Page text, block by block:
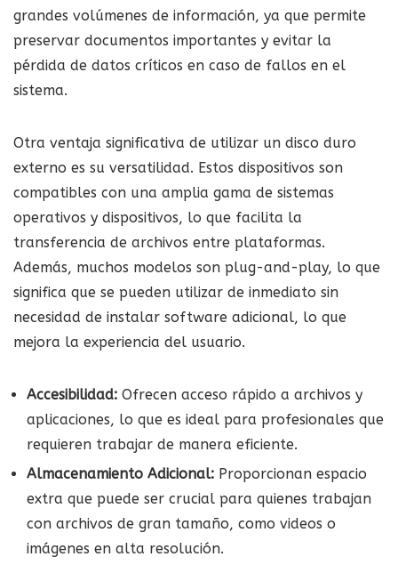
grandes volúmenes de información, ya que permite
preservar documentos importantes y evitar la
pérdida de datos críticos en caso de fallos en el
sistema.
Otra ventaja significativa de utilizar un disco duro
externo es su versatilidad. Estos dispositivos son
compatibles con una amplia gama de sistemas
operativos y dispositivos, lo que facilita la
transferencia de archivos entre plataformas.
Además, muchos modelos son plug-and-play, lo que
significa que se pueden utilizar de inmediato sin
necesidad de instalar software adicional, lo que
mejora la experiencia del usuario.
Accesibilidad: Ofrecen acceso rápido a archivos y
aplicaciones, lo que es ideal para profesionales que
requieren trabajar de manera eficiente.
Almacenamiento Adicional: Proporcionan espacio
extra que puede ser crucial para quienes trabajan
con archivos de gran tamaño, como videos o
imágenes en alta resolución.